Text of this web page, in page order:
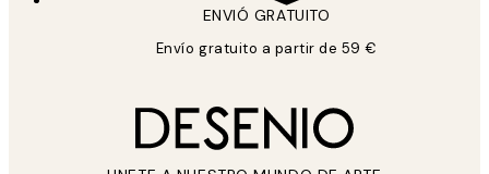
ENVIÓ GRATUITO
Envío gratuito a partir de 59 €